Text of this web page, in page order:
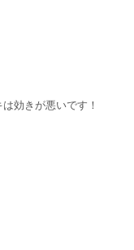
効きが悪いです！